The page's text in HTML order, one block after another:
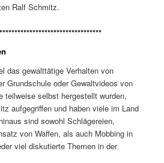
Ralf Schmitz.
das gewalttätige Verhalten von
Grundschule oder Gewaltvideos von
teilweise selbst hergestellt wurden,
aufgegriffen und haben viele im Land
sind sowohl Schlägereien,
von Waffen, als auch Mobbing in
viel diskutierte Themen in der